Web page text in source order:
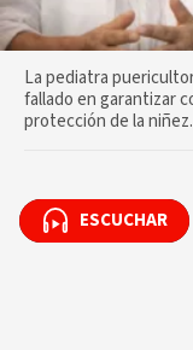
La pediatra
fallado en garantizar
protección de la
ESCUCHAR
ESCUCHAR